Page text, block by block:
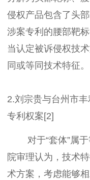
侵权产品包含了头
涉案专利的腰部靶
当认定被诉侵权技
同或等同技术特征。
2.刘宗贵与台州市
专利权案[2]
对于“套体”属于
院审理认为，技术
术方案，考虑能够